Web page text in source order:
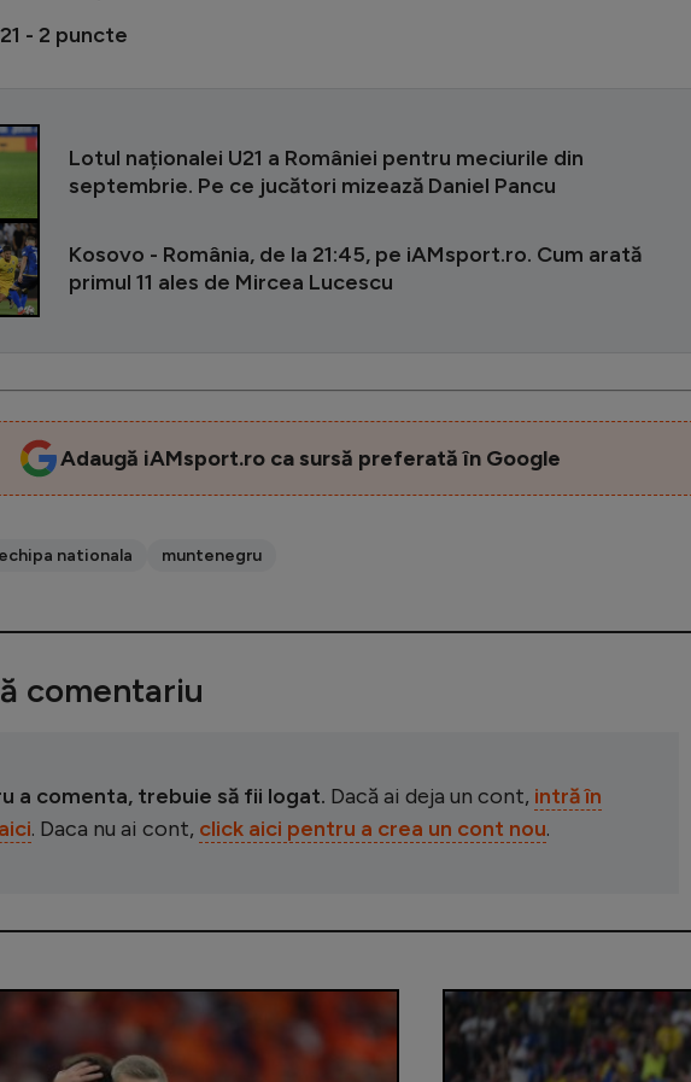
- 2 puncte
Lotul naționalei U21 a României pentru meciurile din
septembrie. Pe ce jucători mizează Daniel Pancu
Kosovo - România, de la 21:45, pe iAMsport.ro. Cum arată
primul 11 ales de Mircea Lucescu
Adaugă iAMsport.ro ca sursă preferată în Google
echipa nationala muntenegru
comentariu
a comenta, trebuie să fii logat. Dacă ai deja un cont, intră în
. Daca nu ai cont, click aici pentru a crea un cont nou.